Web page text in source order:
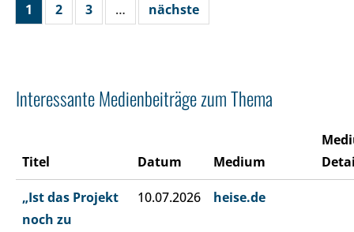
1 2 3 … nächste
Interessante Medienbeiträge zum Thema
Titel Datum Medium
„Ist das Projekt
noch zu
10.07.2026 heise.de